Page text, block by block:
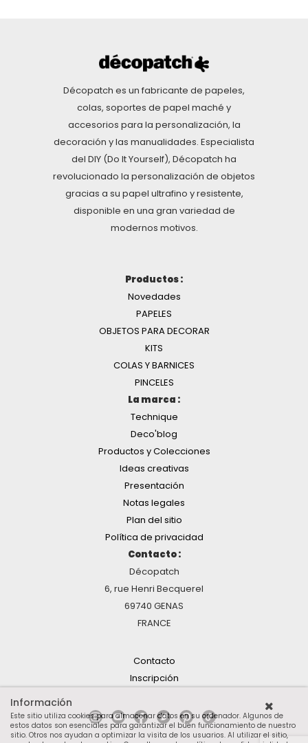
Décopatch es un fabricante de papeles,
colas, soportes de papel maché y
accesorios para la personalización, la
decoración y las manualidades. Especialista
del DIY (Do It Yourself), Décopatch ha
revolucionado la personalización de objetos
gracias a su papel ultrafino y resistente,
disponible en una gran variedad de
modernos motivos.
Productos :
Novedades
PAPELES
OBJETOS PARA DECORAR
KITS
COLAS Y BARNICES
PINCELES
La marca :
Technique
Deco'blog
Productos y Colecciones
Ideas creativas
Presentación
Notas legales
Plan del sitio
Política de privacidad
Contacto :
Décopatch
6, rue Henri Becquerel
69740 GENAS
FRANCE
Contacto
Inscripción
Información
Este sitio utiliza cookies para almacenar datos en su ordenador. Algunos de
estos datos son esenciales para garantizar el buen funcionamiento de nuestro
sitio. Otros nos ayudan a optimizar la visita de los usuarios. Al utilizar el sitio,